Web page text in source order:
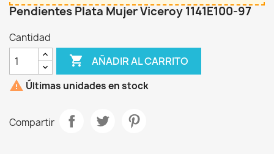
Pendientes Plata Mujer Viceroy 1141E100-97
Cantidad
 AÑADIR AL CARRITO
 Últimas unidades en stock
Compartir